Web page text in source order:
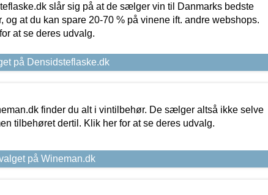
slår sig på at de sælger vin til Danmarks bedste
og at du kan spare 20-70 % på vinene ift. andre webshops.
at se deres udvalg.
på Densidsteflaske.dk
finder du alt i vintilbehør. De sælger altså ikke selve
tilbehøret dertil. Klik her for at se deres udvalg.
på Wineman.dk